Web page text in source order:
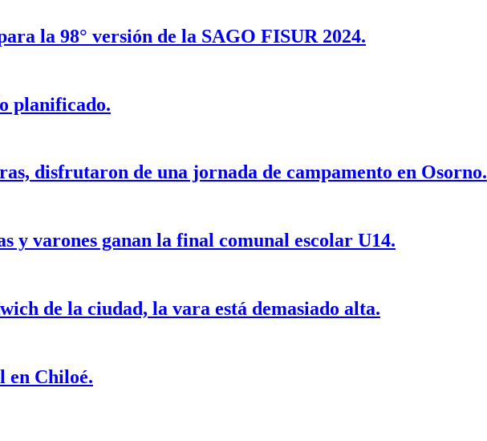
la 98° versión de la SAGO FISUR 2024.
planificado.
disfrutaron de una jornada de campamento en Osorno.
y varones ganan la final comunal escolar U14.
de la ciudad, la vara está demasiado alta.
en Chiloé.